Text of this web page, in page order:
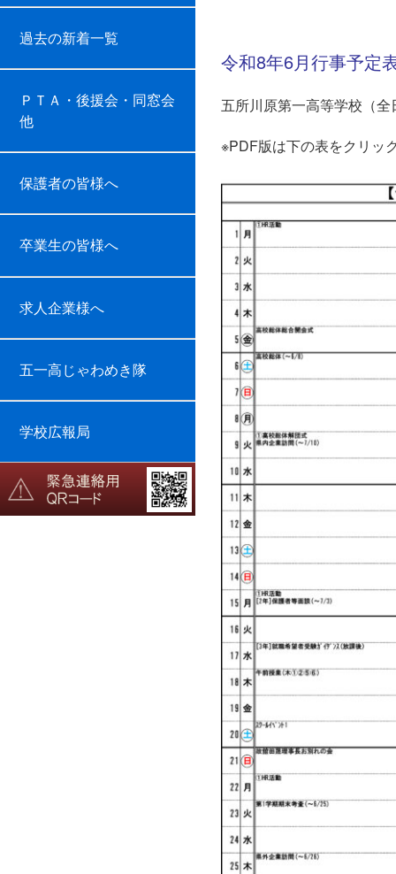
過去の新着一覧
ＰＴＡ・後援会・同窓会
他
保護者の皆様へ
卒業生の皆様へ
求人企業様へ
五一高じゃわめき隊
学校広報局
6月
令和8年6月行事予定
五所川原第一高等学校（
※PDF版は下の表をクリッ